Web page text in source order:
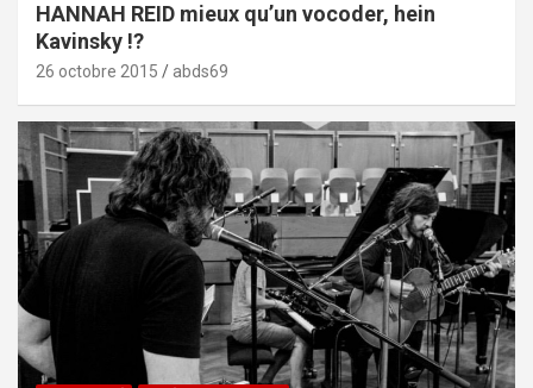
HANNAH REID mieux qu’un vocoder, hein
Kavinsky !?
26 octobre 2015 abds69